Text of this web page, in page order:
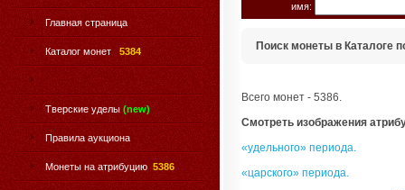
Главная страница
Каталог монет 5384
Тверские уделы (new)
Правила аукциона
Монеты на атрибуцию 5386
имя:
Поиск монеты в Каталоге
Всего монет - 5386.
Смотреть изображения
«удельного» периода.
«царского» периода.